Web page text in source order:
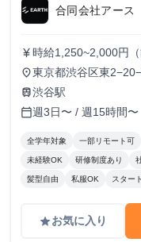
合同会社アース
currency_yen 時給1,250~2,000円
place東京都渋谷区東
train渋谷駅
calendar_today週3日〜 / 週15時間〜
全学年対象 一部リモート可
未経験OK 研修制度あり
髪型自由 私服OK スター
gradeお気に入り